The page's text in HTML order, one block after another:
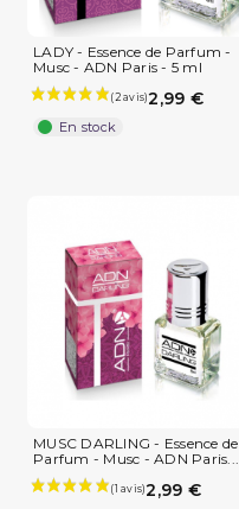
LADY - Essence de Parfum -
Musc - ADN Paris - 5 ml
2,99 €
En stock
MUSC DARLING - Essence de
Parfum - Musc - ADN Paris...
2,99 €